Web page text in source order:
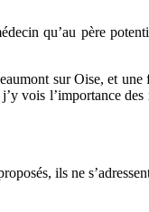
qu’au père
sur Oise, et
vois l’importance
ils ne